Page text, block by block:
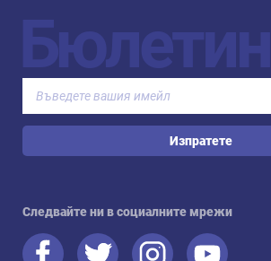
Бюлетин
Изпратете
Следвайте ни в социалните мрежи